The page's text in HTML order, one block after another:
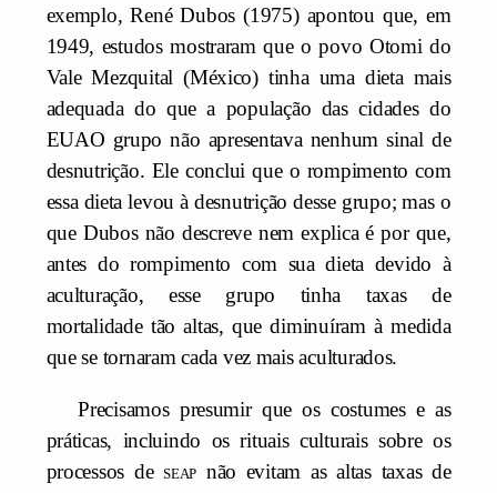
exemplo, René Dubos (1975) apontou que, em
1949, estudos mostraram que o povo Otomi do
Vale Mezquital (México) tinha uma dieta mais
adequada do que a população das cidades do
EUAO grupo não apresentava nenhum sinal de
desnutrição. Ele conclui que o rompimento com
essa dieta levou à desnutrição desse grupo; mas o
que Dubos não descreve nem explica é por que,
antes do rompimento com sua dieta devido à
aculturação, esse grupo tinha taxas de
mortalidade tão altas, que diminuíram à medida
que se tornaram cada vez mais aculturados.
Precisamos presumir que os costumes e as
práticas, incluindo os rituais culturais sobre os
processos deseap não evitam as altas taxas de